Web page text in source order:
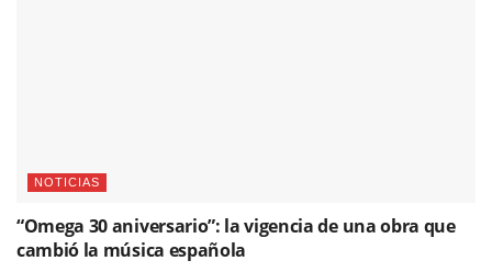
NOTICIAS
“Omega 30 aniversario”: la vigencia de una obra que
cambió la música española